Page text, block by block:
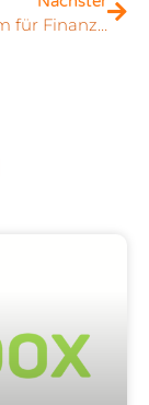
CRM-System für Finanzbranche